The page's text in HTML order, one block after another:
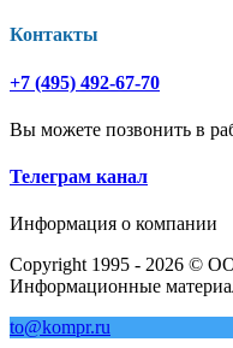
Контакты
+7 (495) 492-67-70
Вы можете позвонить в
Телеграм канал
Информация о компании
Copyright 1995 - 2026 ©
Информационные
to@kompr.ru